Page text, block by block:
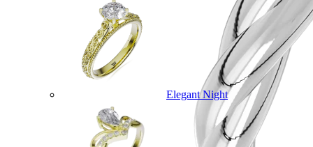
Elegant Night